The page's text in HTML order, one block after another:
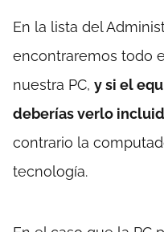
En la lista del
encontraremos todo
nuestra PC, y si el
deberías verlo
contrario la
tecnología.